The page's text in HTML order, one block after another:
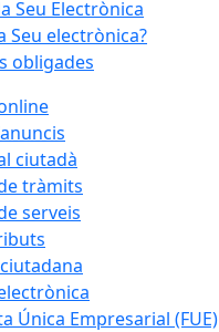
Seu Electrònica
Seu electrònica?
obligades
ciutadà
tràmits
serveis
Única Empresarial (FUE)